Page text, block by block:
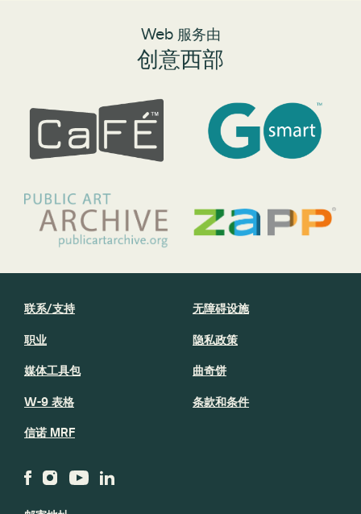
Web 服务由
创意西部
联系/支持
职业
媒体工具包
W-9 表格
信诺 MRF
无障碍设施
隐私政策
曲奇饼
条款和条件